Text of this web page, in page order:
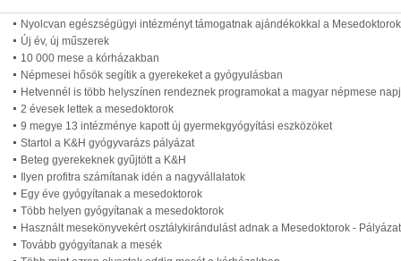
Nyolcvan egészségügyi intézményt támogatnak ajándékokkal a Mesedoktorok
Új év, új műszerek
10 000 mese a kórházakban
Népmesei hősök segítik a gyerekeket a gyógyulásban
Hetvennél is több helyszínen rendeznek programokat a magyar népmese
2 évesek lettek a mesedoktorok
9 megye 13 intézménye kapott új gyermekgyógyítási eszközöket
Startol a K&H gyógyvarázs pályázat
Beteg gyerekeknek gyűjtött a K&H
Ilyen profitra számítanak idén a nagyvállalatok
Egy éve gyógyítanak a mesedoktorok
Több helyen gyógyítanak a mesedoktorok
Használt mesekönyvekért osztálykirándulást adnak a Mesedoktorok -
Tovább gyógyítanak a mesék